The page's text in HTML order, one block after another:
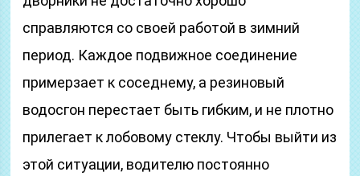
справляются со своей работой в зимний
период. Каждое подвижное соединение
примерзает к соседнему, а резиновый
водосгон перестает быть гибким, и не плотно
прилегает к лобовому стеклу. Чтобы выйти из
этой ситуации, водителю постоянно